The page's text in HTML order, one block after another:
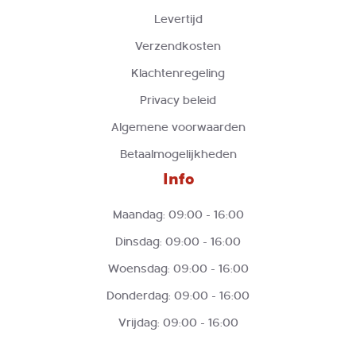
Levertijd
Verzendkosten
Klachtenregeling
Privacy beleid
Algemene voorwaarden
Betaalmogelijkheden
Info
Maandag: 09:00 - 16:00
Dinsdag: 09:00 - 16:00
Woensdag: 09:00 - 16:00
Donderdag: 09:00 - 16:00
Vrijdag: 09:00 - 16:00